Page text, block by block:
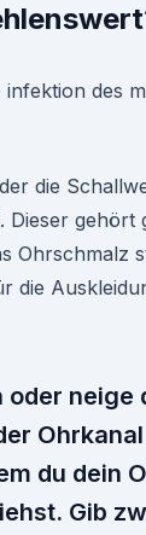
die
Dieser gehört
Ohrschmalz
die
oder neige
du dein
Gib